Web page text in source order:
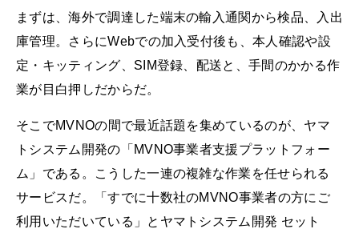
まずは、海外で調達した端末の輸入通関から検品、入出
庫管理。さらにWebでの加入受付後も、本人確認や設
定・キッティング、SIM登録、配送と、手間のかかる作
業が目白押しだからだ。
そこでMVNOの間で最近話題を集めているのが、ヤマ
トシステム開発の「MVNO事業者支援プラットフォー
ム」である。こうした一連の複雑な作業を任せられる
サービスだ。「すでに十数社のMVNO事業者の方にご
利用いただいている」とヤマトシステム開発 セット